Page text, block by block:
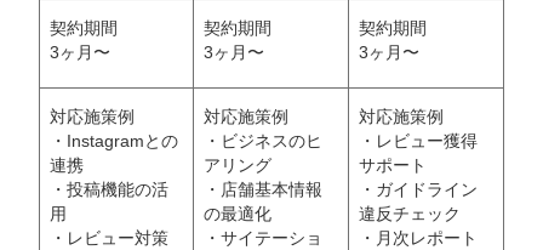
契約期間
3ヶ月〜
契約期間
3ヶ月〜
契約期間
3ヶ月〜
対応施策例
・Instagramとの
連携
・投稿機能の活
用
・レビュー対策
対応施策例
・ビジネスのヒ
アリング
・店舗基本情報
の最適化
・サイテーショ
対応施策例
・レビュー獲得
サポート
・ガイドライン
違反チェック
・月次レポート